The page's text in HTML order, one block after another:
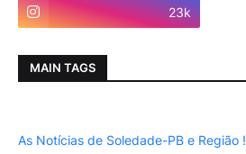
23k
MAIN TAGS
As Notícias de Soledade-PB e Região !